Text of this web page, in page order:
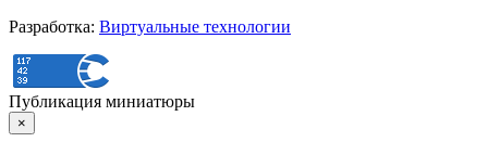
Разработка: Виртуальные технологии
Публикация миниатюры
×